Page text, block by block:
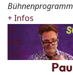
Bühnenprogramm
+ Infos
15
Mai
2027